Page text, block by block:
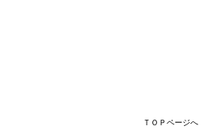
ＴＯＰページへ